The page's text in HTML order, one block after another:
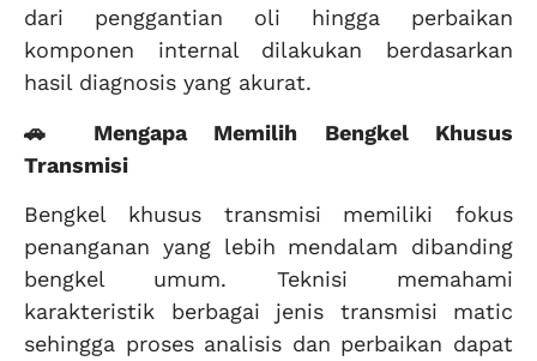
dari penggantian oli hingga perbaikan
komponen internal dilakukan berdasarkan
hasil diagnosis yang akurat.
🚗 Mengapa Memilih Bengkel Khusus
Transmisi
Bengkel khusus transmisi memiliki fokus
penanganan yang lebih mendalam dibanding
bengkel umum. Teknisi memahami
karakteristik berbagai jenis transmisi matic
sehingga proses analisis dan perbaikan dapat